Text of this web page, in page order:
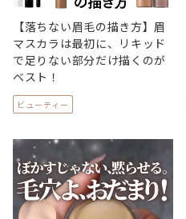
【落ちない眉毛の描き方】眉
マスカラは最初に、リキッド
で足りない部分だけ描くのが
ベスト！
ビューティー